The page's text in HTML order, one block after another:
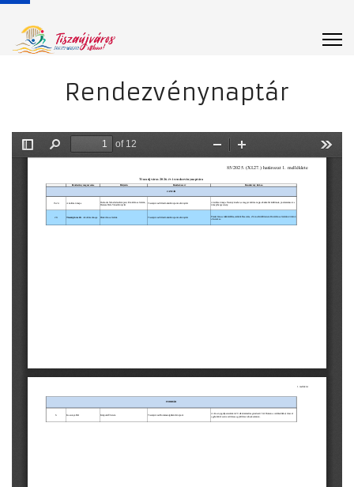
Rendezvénynaptár